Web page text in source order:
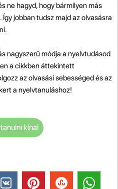
ne hagyd, hogy bármilyen más
jobban tudsz majd az olvasásra
nagyszerű módja a nyelvtudásod
a cikkben áttekintett
az olvasási sebességed és az
a nyelvtanuláshoz!
kínai